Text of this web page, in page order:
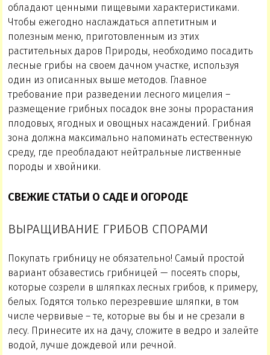
обладают ценными пищевыми характеристиками.
Чтобы ежегодно наслаждаться аппетитным и
полезным меню, приготовленным из этих
растительных даров Природы, необходимо посадить
лесные грибы на своем дачном участке, используя
один из описанных выше методов. Главное
требование при разведении лесного мицелия –
размещение грибных посадок вне зоны прорастания
плодовых, ягодных и овощных насаждений. Грибная
зона должна максимально напоминать естественную
среду, где преобладают нейтральные лиственные
породы и хвойники.
СВЕЖИЕ СТАТЬИ О САДЕ И ОГОРОДЕ
ВЫРАЩИВАНИЕ ГРИБОВ СПОРАМИ
Покупать грибницу не обязательно! Самый простой
вариант обзавестись грибницей — посеять споры,
которые созрели в шляпках лесных грибов, к примеру,
белых. Годятся только перезревшие шляпки, в том
числе червивые – те, которые вы бы и не срезали в
лесу. Принесите их на дачу, сложите в ведро и залейте
водой, лучше дождевой или речной.